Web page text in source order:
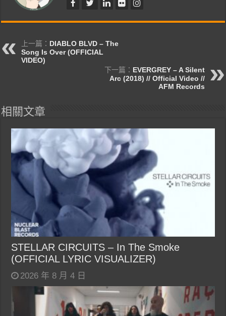
上一篇： DIABLO BLVD – The
Song Is Over (OFFICIAL
VIDEO)
下一篇： EVERGREY – A Silent
Arc (2018) // Official Video //
AFM Records
相關文章
STELLAR CIRCUITS – In The Smoke
(OFFICIAL LYRIC VISUALIZER)
2026 年 8 月 4 日